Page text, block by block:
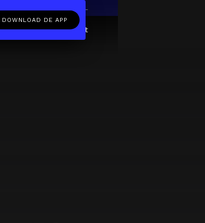
NL
OverFAQContact
DOWNLOAD DE APP